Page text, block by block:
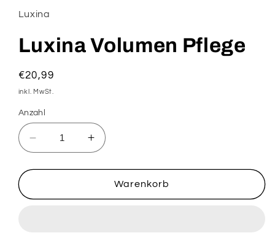
Modal
öffnen
Luxina
Luxina Volumen Pflege
Normaler
Preis
€20,99
inkl. MwSt.
Anzahl
Verringere
die
Menge
Luxina
Erhöhe
die
Menge
Luxina
Warenkorb